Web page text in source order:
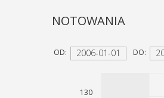
lekarskiego.
NOTOWANIA
130
OD: 2006-01-01 DO: